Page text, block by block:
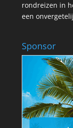
rondreizen in
een
Sponsor